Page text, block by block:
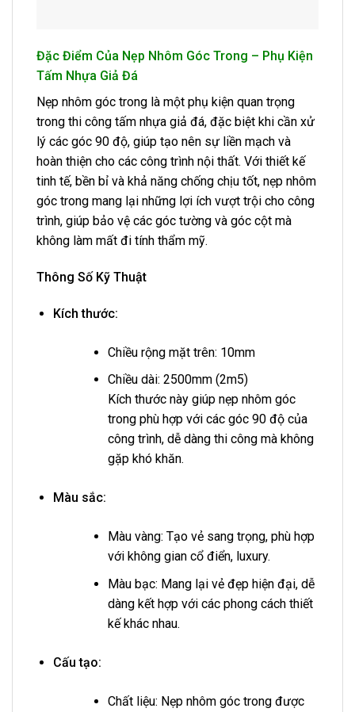
Đặc Điểm Của Nẹp Nhôm Góc Trong – Phụ Kiện
Tấm Nhựa Giả Đá
Nẹp nhôm góc trong là một phụ kiện quan trọng
trong thi công tấm nhựa giả đá, đặc biệt khi cần xử
lý các góc 90 độ, giúp tạo nên sự liền mạch và
hoàn thiện cho các công trình nội thất. Với thiết kế
tinh tế, bền bỉ và khả năng chống chịu tốt, nẹp nhôm
góc trong mang lại những lợi ích vượt trội cho công
trình, giúp bảo vệ các góc tường và góc cột mà
không làm mất đi tính thẩm mỹ.
Thông Số Kỹ Thuật
Kích thước:
Chiều rộng mặt trên: 10mm
Chiều dài: 2500mm (2m5)
Kích thước này giúp nẹp nhôm góc
trong phù hợp với các góc 90 độ của
công trình, dễ dàng thi công mà không
gặp khó khăn.
Màu sắc:
Màu vàng: Tạo vẻ sang trọng, phù hợp
với không gian cổ điển, luxury.
Màu bạc: Mang lại vẻ đẹp hiện đại, dễ
dàng kết hợp với các phong cách thiết
kế khác nhau.
Cấu tạo:
Chất liệu: Nẹp nhôm góc trong được